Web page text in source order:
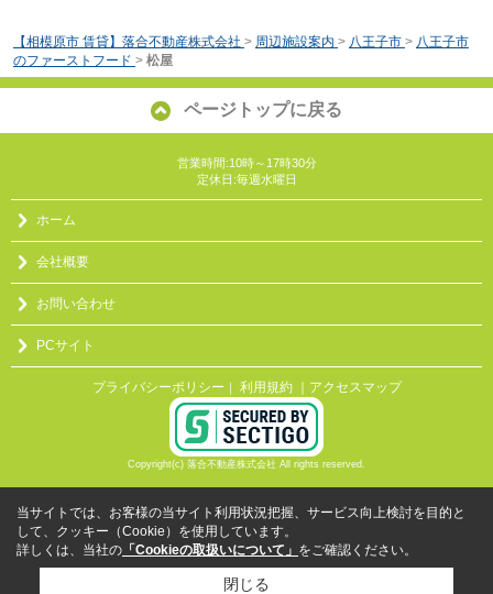
【相模原市 賃貸】落合不動産株式会社 > 周辺施設案内 > 八王子市 > 八王子市
のファーストフード > 松屋
ページトップに戻る
営業時間:10時～17時30分
定休日:毎週水曜日
ホーム
会社概要
お問い合わせ
PCサイト
プライバシーポリシー ｜ 利用規約 ｜アクセスマップ
Copyright(c) 落合不動産株式会社 All rights reserved.
当サイトでは、お客様の当サイト利用状況把握、サービス向上検討を目的と
して、クッキー（Cookie）を使用しています。
詳しくは、当社の 「Cookieの取扱いについて」 をご確認ください。
閉じる